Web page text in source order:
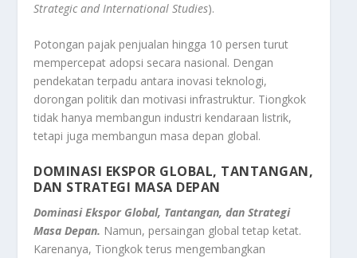
Strategic and International Studies).
Potongan pajak penjualan hingga 10 persen turut
mempercepat adopsi secara nasional. Dengan
pendekatan terpadu antara inovasi teknologi,
dorongan politik dan motivasi infrastruktur. Tiongkok
tidak hanya membangun industri kendaraan listrik,
tetapi juga membangun masa depan global.
DOMINASI EKSPOR GLOBAL, TANTANGAN,
DAN STRATEGI MASA DEPAN
Dominasi Ekspor Global, Tantangan, dan Strategi
Masa Depan. Namun, persaingan global tetap ketat.
Karenanya, Tiongkok terus mengembangkan